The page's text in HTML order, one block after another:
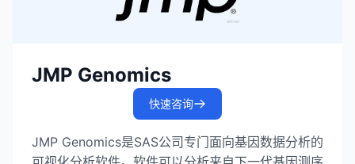
JMP Genomics
快速咨询
JMP Genomics是SAS公司专门面向基因数据分析的